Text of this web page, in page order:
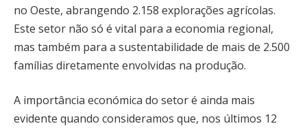
no Oeste, abrangendo 2.158 explorações agrícolas.
Este setor não só é vital para a economia regional,
mas também para a sustentabilidade de mais de 2.500
famílias diretamente envolvidas na produção.
A importância económica do setor é ainda mais
evidente quando consideramos que, nos últimos 12